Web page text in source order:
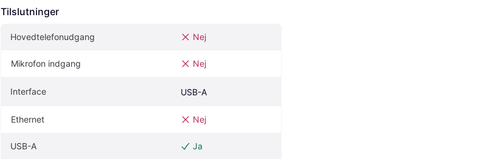
Tilslutninger
Hovedtelefonudgang Nej
Mikrofon indgang Nej
Interface USB-A
Ethernet Nej
USB-A Ja